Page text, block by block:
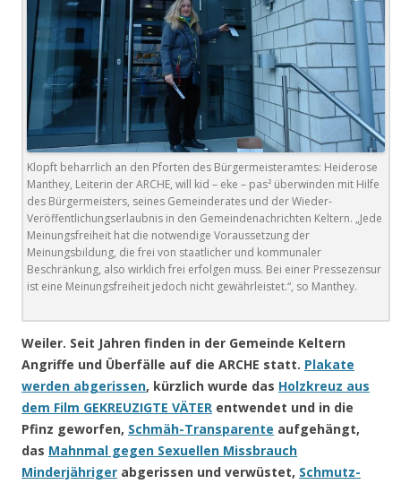
Klopft beharrlich an den Pforten des Bürgermeisteramtes: Heiderose
Manthey, Leiterin der ARCHE, will kid – eke – pas² überwinden mit Hilfe
des Bürgermeisters, seines Gemeinderates und der Wieder-
Veröffentlichungserlaubnis in den Gemeindenachrichten Keltern. „Jede
Meinungsfreiheit hat die notwendige Voraussetzung der
Meinungsbildung, die frei von staatlicher und kommunaler
Beschränkung, also wirklich frei erfolgen muss. Bei einer Pressezensur
ist eine Meinungsfreiheit jedoch nicht gewährleistet.“, so Manthey.
Weiler. Seit Jahren finden in der Gemeinde Keltern
Angriffe und Überfälle auf die ARCHE statt. Plakate
werden abgerissen, kürzlich wurde das Holzkreuz aus
dem Film GEKREUZIGTE VÄTER entwendet und in die
Pfinz geworfen, Schmäh-Transparente aufgehängt,
das Mahnmal gegen Sexuellen Missbrauch
Minderjähriger abgerissen und verwüstet, Schmutz-